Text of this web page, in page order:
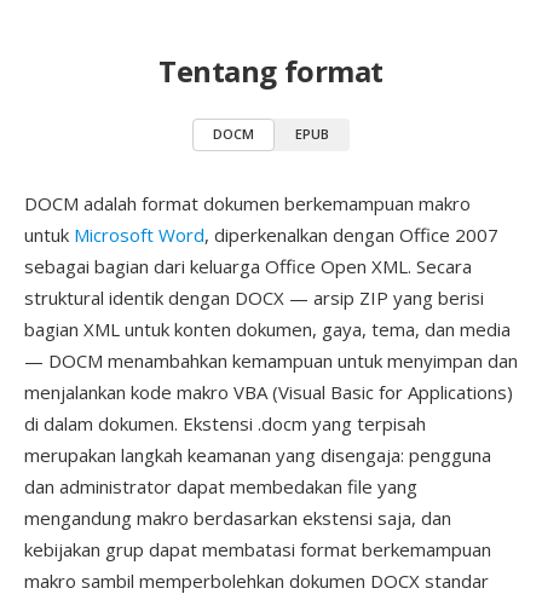
Tentang format
DOCM EPUB
DOCM adalah format dokumen berkemampuan makro
untuk Microsoft Word, diperkenalkan dengan Office 2007
sebagai bagian dari keluarga Office Open XML. Secara
struktural identik dengan DOCX — arsip ZIP yang berisi
bagian XML untuk konten dokumen, gaya, tema, dan media
— DOCM menambahkan kemampuan untuk menyimpan dan
menjalankan kode makro VBA (Visual Basic for Applications)
di dalam dokumen. Ekstensi .docm yang terpisah
merupakan langkah keamanan yang disengaja: pengguna
dan administrator dapat membedakan file yang
mengandung makro berdasarkan ekstensi saja, dan
kebijakan grup dapat membatasi format berkemampuan
makro sambil memperbolehkan dokumen DOCX standar